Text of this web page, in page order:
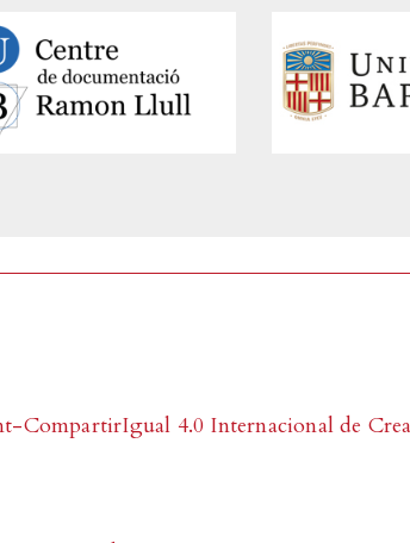
CompartirIgual 4.0 Internacional de